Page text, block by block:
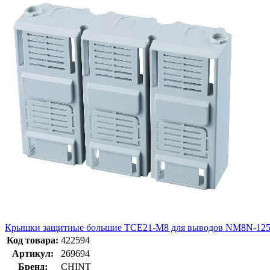
Крышки защитные большие TCE21-M8 для выводов NM8N-
Код товара: 422594
Артикул:
269694
Бренд:
CHINT